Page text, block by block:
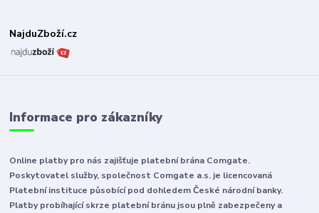
NajduZboží.cz
Informace pro zákazníky
Online platby pro nás zajišťuje platební brána Comgate.
Poskytovatel služby, společnost Comgate a.s. je licencovaná
Platební instituce působící pod dohledem České národní banky.
Platby probíhající skrze platební bránu jsou plně zabezpečeny a